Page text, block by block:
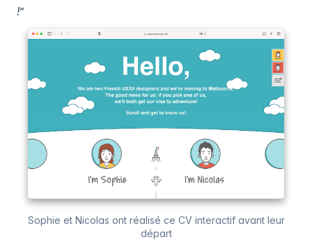
!”
Sophie et Nicolas ont réalisé ce CV interactif avant leur
départ